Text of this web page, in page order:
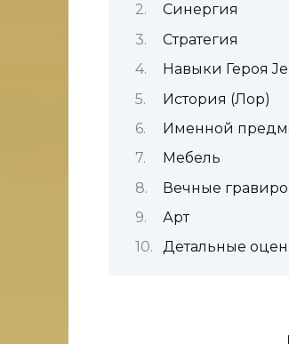
Синергия
Стратегия
Навыки Героя
История (Лор)
Именной
Мебель
Вечные
Арт
Детальные